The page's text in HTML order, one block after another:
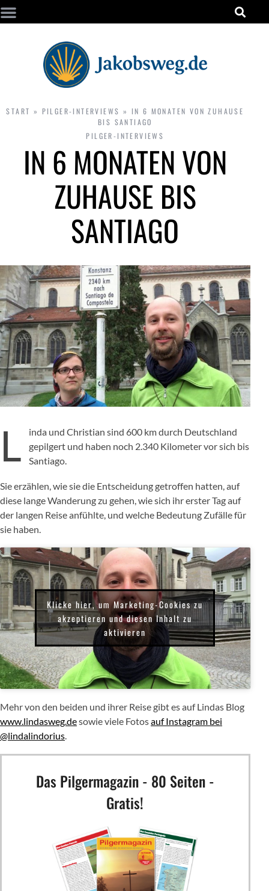
START » PILGER-INTERVIEWS » IN 6 MONATEN VON ZUHAUSE
BIS SANTIAGO
PILGER-INTERVIEWS
IN 6 MONATEN VON
ZUHAUSE BIS
SANTIAGO
L
inda und Christian sind 600 km durch Deutschland
gepilgert und haben noch 2.340 Kilometer vor sich bis
Santiago.
Sie erzählen, wie sie die Entscheidung getroffen hatten, auf
diese lange Wanderung zu gehen, wie sich ihr erster Tag auf
der langen Reise anfühlte, und welche Bedeutung Zufälle für
sie haben.
Klicke hier, um Marketing-Cookies zu
akzeptieren und diesen Inhalt zu
aktivieren
Mehr von den beiden und ihrer Reise gibt es auf Lindas Blog
www.lindasweg.desowie viele Fotosauf Instagram bei
@lindalindorius
Das Pilgermagazin - 80 Seiten -
Gratis!